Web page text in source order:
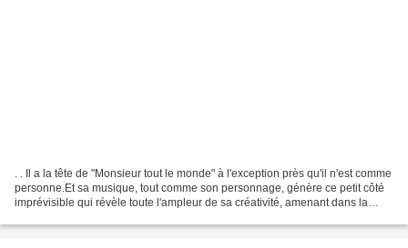
. . Il a la tête de "Monsieur tout le monde" à l'exception près qu'il n'est comme
personne.Et sa musique, tout comme son personnage, génère ce petit côté
imprévisible qui révèle toute l'ampleur de sa créativité, amenant dans la